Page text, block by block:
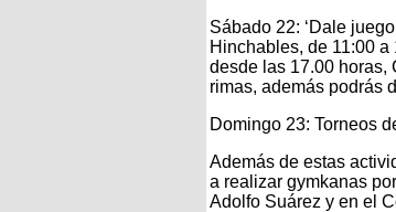
Sábado 22: ‘Dale
Hinchables, de 11:00
desde las 17.00 horas,
rimas, además podrás
Domingo 23: Torneos
Además de estas
a realizar gymkanas
Adolfo Suárez y en el